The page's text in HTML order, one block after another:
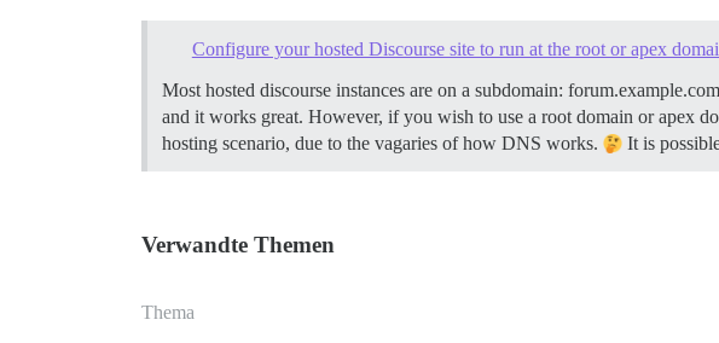
Configure your hosted Discourse site to run at the root or apex
Most hosted discourse instances are on a subdomain:
and it works great. However, if you wish to use a root domain or apex
hosting scenario, due to the vagaries of how DNS works.
It is
Verwandte Themen
Thema